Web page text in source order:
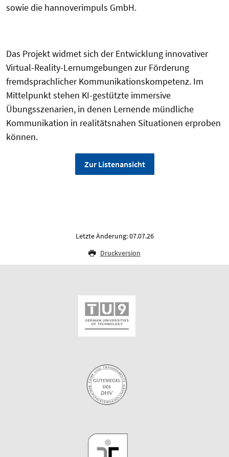
sowie die hannoverimpuls GmbH.
Das Projekt widmet sich der Entwicklung innovativer
Virtual-Reality-Lernumgebungen zur Förderung
fremdsprachlicher Kommunikationskompetenz. Im
Mittelpunkt stehen KI-gestützte immersive
Übungsszenarien, in denen Lernende mündliche
Kommunikation in realitätsnahen Situationen erproben
können.
Zur Listenansicht
Letzte Änderung: 07.07.26
Druckversion